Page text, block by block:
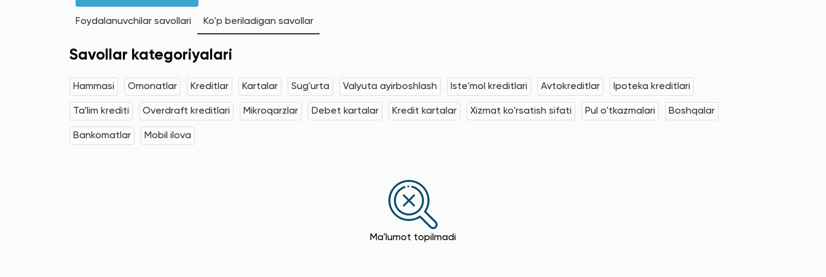
Foydalanuvchilar savollari Ko'p beriladigan savollar
Savollar kategoriyalari
Hammasi Omonatlar Kreditlar Kartalar Sug'urta Valyuta ayirboshlash Iste'mol kreditlari Avtokreditlar Ipoteka kreditlari
Ta'lim krediti Overdraft kreditlari Mikroqarzlar Debet kartalar Kredit kartalar Xizmat ko'rsatish sifati Pul o'tkazmalari Boshqalar
Bankomatlar Mobil ilova
Ma'lumot topilmadi